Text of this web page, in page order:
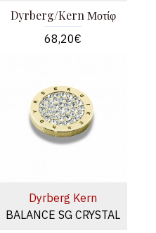
Dyrberg/Kern Μοτίφ
68,20€
Dyrberg Kern
BALANCE SG CRYSTAL